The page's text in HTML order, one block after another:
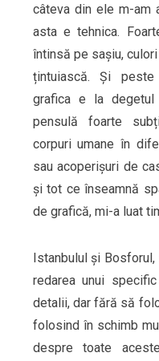
câteva din ele m-am
asta e tehnica.
întinsă pe sașiu,
țintuiască. Și
grafica e la
pensulă foarte
corpuri umane în
sau acoperișuri de
și tot ce înseamnă
de grafică, mi-a luat
Istanbulul și
redarea unui
detalii, dar fără să
folosind în schimb
despre toate